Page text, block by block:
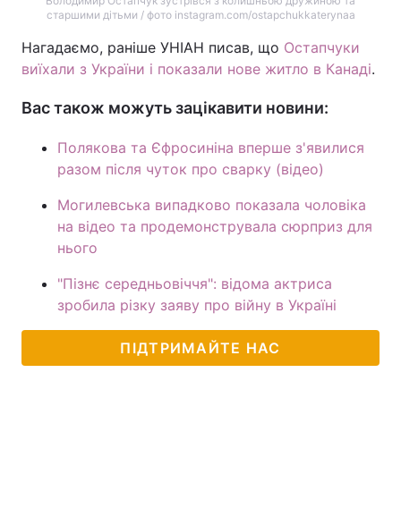
старшими дітьми / фото instagram.com/ostapchukkaterynaa
Нагадаємо, раніше УНІАН писав, що Остапчуки
виїхали з України і показали нове житло в Канаді.
Вас також можуть зацікавити новини:
Полякова та Єфросиніна вперше з'явилися
разом після чуток про сварку (відео)
Могилевська випадково показала чоловіка
на відео та продемонструвала сюрприз для
нього
"Пізнє середньовіччя": відома актриса
зробила різку заяву про війну в Україні
ПІДТРИМАЙТЕ НАС